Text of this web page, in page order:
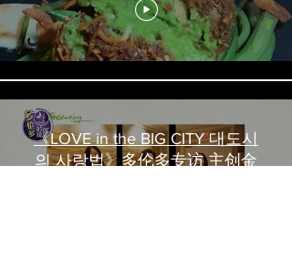
《LOVE in the BIG CITY 대도시
의 사랑법》多伦多专访 主创金